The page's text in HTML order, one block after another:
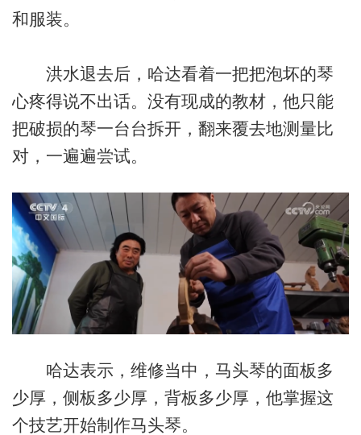
和服装。
洪水退去后，哈达看着一把把泡坏的琴
心疼得说不出话。没有现成的教材，他只能
把破损的琴一台台拆开，翻来覆去地测量比
对，一遍遍尝试。
哈达表示，维修当中，马头琴的面板多
少厚，侧板多少厚，背板多少厚，他掌握这
个技艺开始制作马头琴。